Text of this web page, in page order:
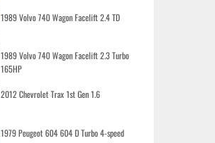
1989 Volvo 740 Wagon Facelift 2.4 TD
1989 Volvo 740 Wagon Facelift 2.3 Turbo
165HP
2012 Chevrolet Trax 1st Gen 1.6
1979 Peugeot 604 604 D Turbo 4-speed